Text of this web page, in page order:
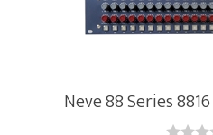
Neve 88 Series